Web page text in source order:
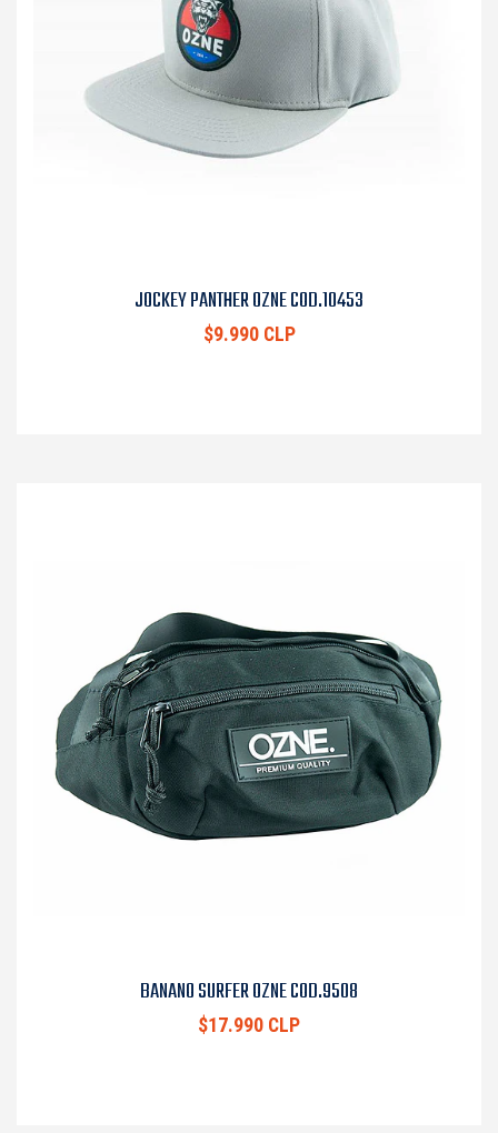
JOCKEY PANTHER OZNE COD.10453
$9.990 CLP
BANANO SURFER OZNE COD.9508
$17.990 CLP